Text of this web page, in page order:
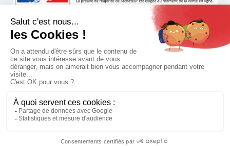
L'abus d'alcool est dangereux pour la santé, à consommer
avec modération
© 1999 - 2026 Hachette Vins Shop • Tous droits réservés